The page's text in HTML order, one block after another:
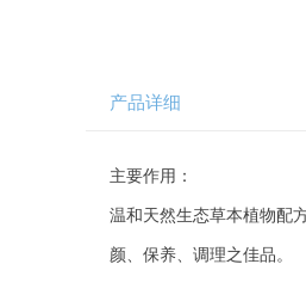
产品详细
主要作用：
温和天然生态草本植物配
颜、保养、调理之佳品。